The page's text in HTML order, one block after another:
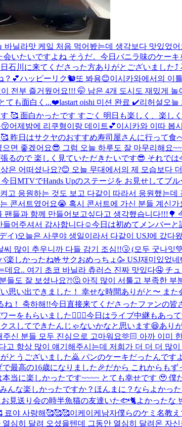
닐라맛 케잌 처음 먹어봤는데 생각보다 맛있었
いたいですよね そうだ。今日バニラ味のケー
石川に来てくださった方ありがとございました
？💕ハッピーリク🐿또 봐용😊이시카와에서의 이
전부 즐거웠어요!!! 🤭 남은 4개 도시도 재밌게
ても面白く...❤️lastart oishi 미션 완료 ✔️리허설 오늘
🥰 面白かったです すごく 明日も楽しく、楽し
어제밤에 리쿠형이랑 데이트💕이시카와 이따 봅
昨日はサクヤのおすすめ寿司屋さんに行って食
면 좋겠어요😎 그럼 오늘 하루도 잘 마무리해요
るので 楽しく見ていただきたいです😎 それでは
은 어떠셨나요?😊 오늘 무대에서의 제 모습보
日MTVでHands Upのステージを お見せしてブル
고 응원하는 것도 보고 다같이 따라서 응원했는
콘서트였어요😭 혹시 콘서트에 가신 분들 계신
들과 함께 만들어보고싶다고 생각했습니다
들어주셔서 감사합니다☺️今日は初めてメンバー
イ)오늘은 사쿠야 생일이라서 다같이 USJ에 갔다
많이 추우니까 다들 감기 조심!!🤧 (모두 굿나
楽しかったね🤟サクおめっちょ🥳 USJ재미있었
데요.. 여기 초코 바닐라 츄러스 진짜 맛있다🤤 チ
들도 잘 보셨나요?!🤔 아직 많이 서툴고 부족한
思い出できました！ 幸せな時間ありがと〜 ま
ね！ 축하해!!今日直接来てくださったファンの皆
をもらいました🙇🏻‍♂️今日はライブ中継もあ
スしてできたんじゃないかなと思います😆あり
신 분들 모두 진심으로 고마워요🫶🏻 아까 이미
항상 많이 얘기해주시는데 저희가 더 더 더 많
とうございました🙇 パンのケーキだったんで
最高の16歳になりました🎉だから これからもず
当に楽しかったです~~~~ とても幸せです 🥹
んな楽しかったですか？ほんまに？ならよか
見送り会の時半魚猫の友達いた🐟🐈よかった
료야 사랑해🥰🥰🥰이케이케남자僕らのケミ名教
심히 달려 오셨을텐데 그동안 열심히 달려온 자